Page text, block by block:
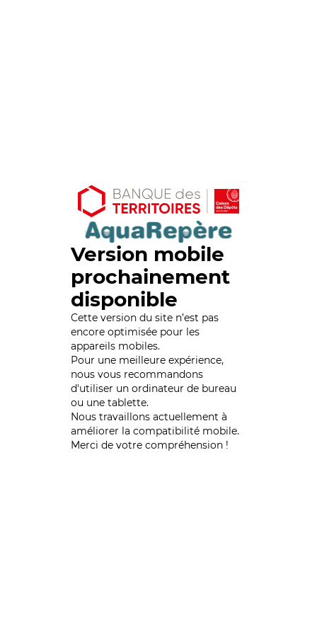
Version mobile
prochainement
disponible
Cette version du site n’est pas
encore optimisée pour les
appareils mobiles.
Pour une meilleure expérience,
nous vous recommandons
d'utiliser un ordinateur de bureau
ou une tablette.
Nous travaillons actuellement à
améliorer la compatibilité mobile.
Merci de votre compréhension !